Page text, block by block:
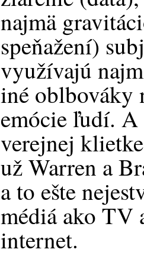
najmä
speňažení)
využívajú
iné oblbováky
emócie ľudí.
verejnej
už Warren a
a to ešte
médiá ako TV
internet.